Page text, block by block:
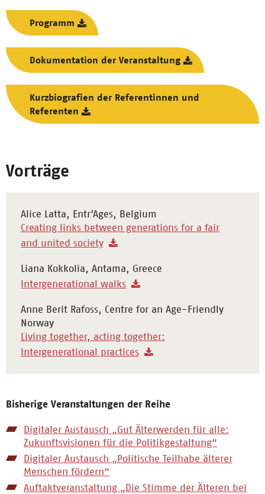
Programm
Dokumentation der Veranstaltung
Kurzbiografien der Referentinnen und
Referenten
Vorträge
Alice Latta, Entr’Ages, Belgium
Creating links between generations for a fair
and united society
Liana Kokkolia, Antama, Greece
Intergenerational walks
Anne Berit Rafoss, Centre for an Age-Friendly
Norway
Living together, acting together:
Intergenerational practices
Bisherige Veranstaltungen der Reihe
Digitaler Austausch „Gut Älterwerden für alle:
Zukunftsvisionen für die Politikgestaltung“
Digitaler Austausch „Politische Teilhabe älterer
Menschen fördern“
Auftaktveranstaltung „Die Stimme der Älteren bei